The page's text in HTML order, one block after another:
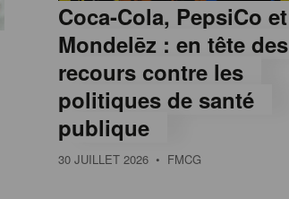
Coca-Cola, PepsiCo et
Mondelēz : en tête des
recours contre les
politiques de santé
publique
30 JUILLET 2026 • FMCG